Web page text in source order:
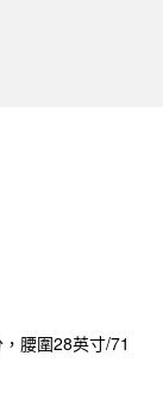
腰圍28英寸/71